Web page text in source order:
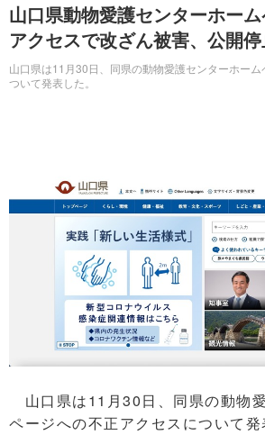
山口県動物愛護センターホー
アクセスで改ざん被害、公開
山口県は11月30日、同県の動物愛護センターホー
ついて発表した。
山口県は11月30日、同県の動物
ページへの不正アクセスについて発